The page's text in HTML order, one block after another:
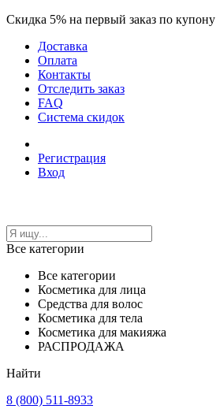
Скидка 5% на первый заказ по купону
Доставка
Оплата
Контакты
Отследить заказ
FAQ
Система скидок
Регистрация
Вход
Все категории
Все категории
Косметика для лица
Средства для волос
Косметика для тела
Косметика для макияжа
РАСПРОДАЖА
Найти
8 (800) 511-8933